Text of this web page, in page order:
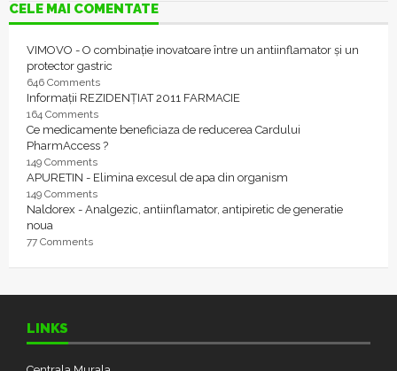
CELE MAI COMENTATE
VIMOVO - O combinație inovatoare între un antiinflamator și un
protector gastric
646 Comments
Informații REZIDENȚIAT 2011 FARMACIE
164 Comments
Ce medicamente beneficiaza de reducerea Cardului
PharmAccess ?
149 Comments
APURETIN - Elimina excesul de apa din organism
149 Comments
Naldorex - Analgezic, antiinflamator, antipiretic de generatie
noua
77 Comments
LINKS